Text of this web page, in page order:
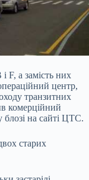
F, а замість них
центр,
транзитних
комерційний
блозі на сайті ЦТС.
старих